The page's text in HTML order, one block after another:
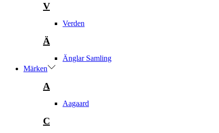
V
Verden
Ä
Änglar Samling
Märken
A
Aagaard
C